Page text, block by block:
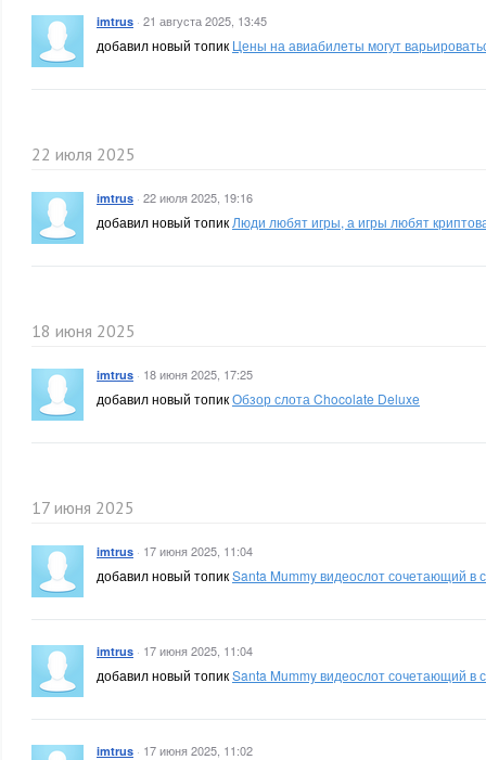
imtrus · 21 августа 2025, 13:45
добавил новый топик Цены на авиабилеты могут
22 июля 2025
imtrus · 22 июля 2025, 19:16
добавил новый топик Люди любят игры, а игры любят
18 июня 2025
imtrus · 18 июня 2025, 17:25
добавил новый топикОбзор слота Chocolate Deluxe
17 июня 2025
imtrus · 17 июня 2025, 11:04
добавил новый топикSanta Mummy видеослот сочетающий в
imtrus · 17 июня 2025, 11:04
добавил новый топикSanta Mummy видеослот сочетающий в
imtrus · 17 июня 2025, 11:02